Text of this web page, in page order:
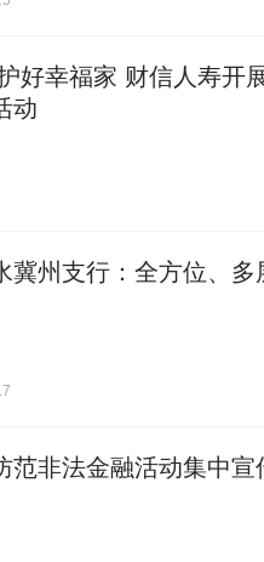
好幸福家 财信人寿开
动
冀州支行：全方位、
范非法金融活动集中宣